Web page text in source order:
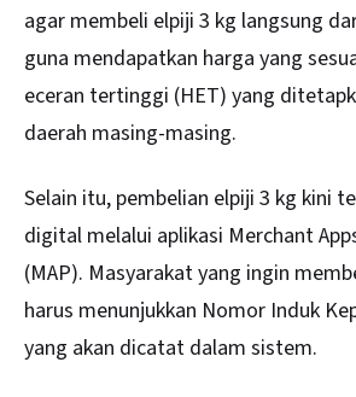
agar membeli elpiji 3 kg langsung
guna mendapatkan harga yang
eceran tertinggi (HET) yang
daerah masing-masing.
Selain itu, pembelian elpiji 3 kg kini
digital melalui aplikasi Merchant
(MAP). Masyarakat yang ingin
harus menunjukkan Nomor Induk
yang akan dicatat dalam sistem.